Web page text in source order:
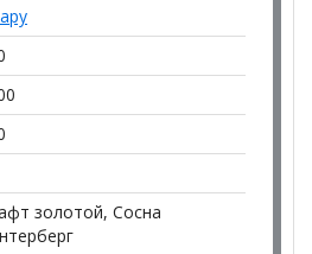
о том, как купить
у нашего менеджера
.
сайте100диванов.com
интернет-магазина
в розничных магазинах-
золотой, Сосна